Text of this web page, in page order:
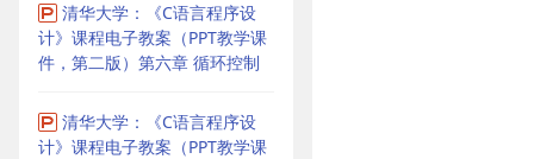
清华大学：《C语言程序设
计》课程电子教案（PPT教学课
件，第二版）第六章 循环控制
清华大学：《C语言程序设
计》课程电子教案（PPT教学课